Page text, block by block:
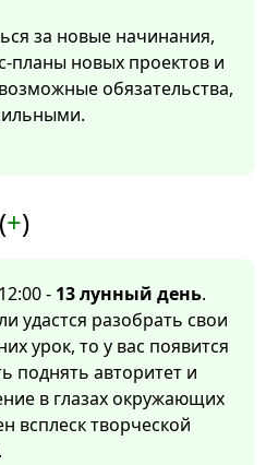
за новые начинания,
планы новых проектов и
обязательства,
+)
- 13 лунный день.
удастся разобрать свои
урок, то у вас появится
поднять авторитет и
в глазах окружающих
всплеск творческой